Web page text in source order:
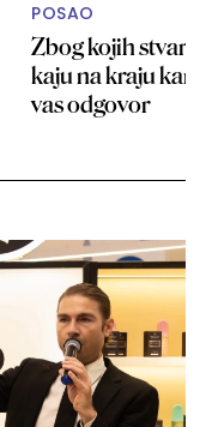
POSAO
Zbog kojih stvari
kaju na kraju
vas odgovor